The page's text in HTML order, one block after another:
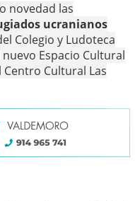
novedad las
ucranianos
Colegio y Ludoteca
Espacio Cultural
Centro Cultural Las